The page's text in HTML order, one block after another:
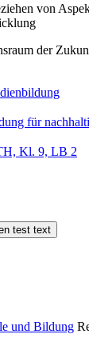
von
der
für
Kl. 9, LB 2
test text
und Bildung